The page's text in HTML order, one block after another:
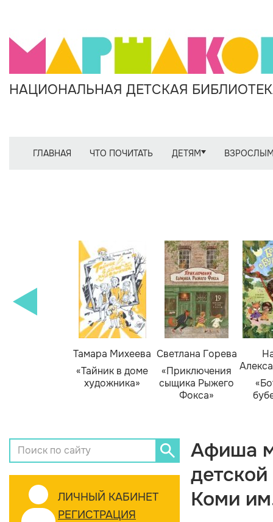
НАЦИОНАЛЬНАЯ ДЕТСКАЯ
ГЛАВНАЯ ЧТО ПОЧИТАТЬ ДЕТЯМ
Тамара Михеева
«Тайник в доме
художника»
Светлана Горева
«Приключения
сыщика Рыжего
Фокса»
ЛИЧНЫЙ КАБИНЕТ
РЕГИСТРАЦИЯ
Афиша
Коми